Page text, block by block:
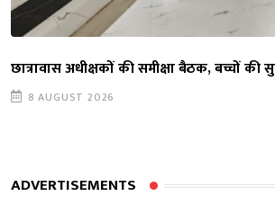
छात्रावास अधीक्षकों की समीक्षा बैठक, बच्चों की
8 AUGUST 2026
ADVERTISEMENTS